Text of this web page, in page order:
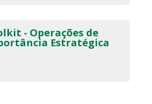
- Operações de
Estratégica